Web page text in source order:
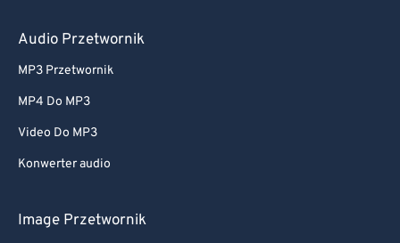
Audio Przetwornik
MP3 Przetwornik
MP4 Do MP3
Video Do MP3
Konwerter audio
Image Przetwornik